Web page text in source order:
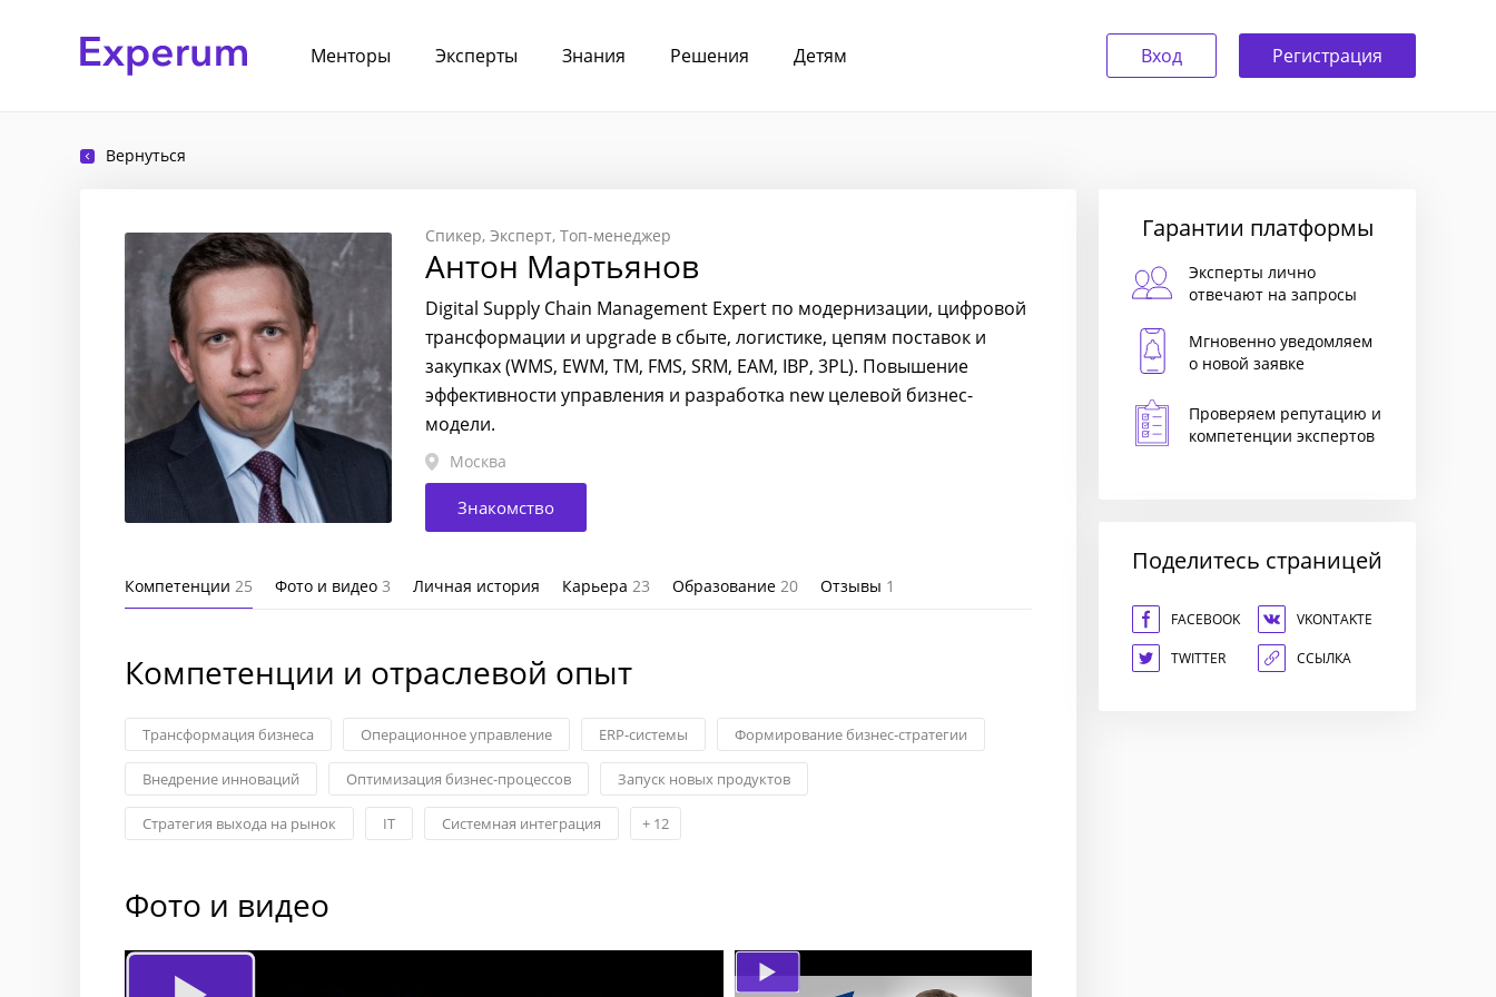
Менторы Эксперты Знания Решения Детям Вход Регистрация
Вернуться
Спикер Эксперт Топ-менеджер
Антон Мартьянов
Digital Supply Chain Management Expert по модернизации, цифровой
трансформации и upgrade в сбыте, логистике, цепям поставок и
закупках (WMS, EWM, TM, FMS, SRM, EAM, IBP, 3PL). Повышение
эффективности управления и разработка new целевой бизнес-
модели.
Москва
Знакомство
Компетенции 25 Фото и видео 3 Личная история Карьера 23 Образование 20 Отзывы 1
Компетенции и отраслевой опыт
Трансформация бизнеса Операционное управление ERP-системы Формирование бизнес-стратегии
Внедрение инноваций Оптимизация бизнес-процессов Запуск новых продуктов
Стратегия выхода на рынок IT Системная интеграция + 12
Фото и видео
Гарантии платформы
Эксперты лично
отвечают на запросы
Мгновенно уведомляем
о новой заявке
Проверяем репутацию и
компетенции экспертов
Поделитесь страницей
FACEBOOK VKONTAKTE
TWITTER ССЫЛКА